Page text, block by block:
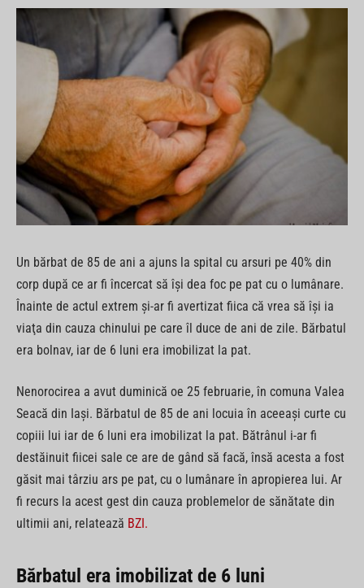
Un bărbat de 85 de ani a ajuns la spital cu arsuri pe 40% din
corp după ce ar fi încercat să îşi dea foc pe pat cu o lumânare.
Înainte de actul extrem şi-ar fi avertizat fiica că vrea să îşi ia
viaţa din cauza chinului pe care îl duce de ani de zile. Bărbatul
era bolnav, iar de 6 luni era imobilizat la pat.
Nenorocirea a avut duminică oe 25 februarie, în comuna Valea
Seacă din Iaşi. Bărbatul de 85 de ani locuia în aceeaşi curte cu
copiii lui iar de 6 luni era imobilizat la pat. Bătrânul i-ar fi
destăinuit fiicei sale ce are de gând să facă, însă acesta a fost
găsit mai târziu ars pe pat, cu o lumânare în apropierea lui. Ar
fi recurs la acest gest din cauza problemelor de sănătate din
ultimii ani, relatează BZI.
Bărbatul era imobilizat de 6 luni